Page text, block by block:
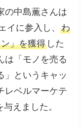
の中島薫さんは
イに参入し、わ
」を獲得 した
は「モノを売る
」というキャッ
レベルマーケテ
えました。